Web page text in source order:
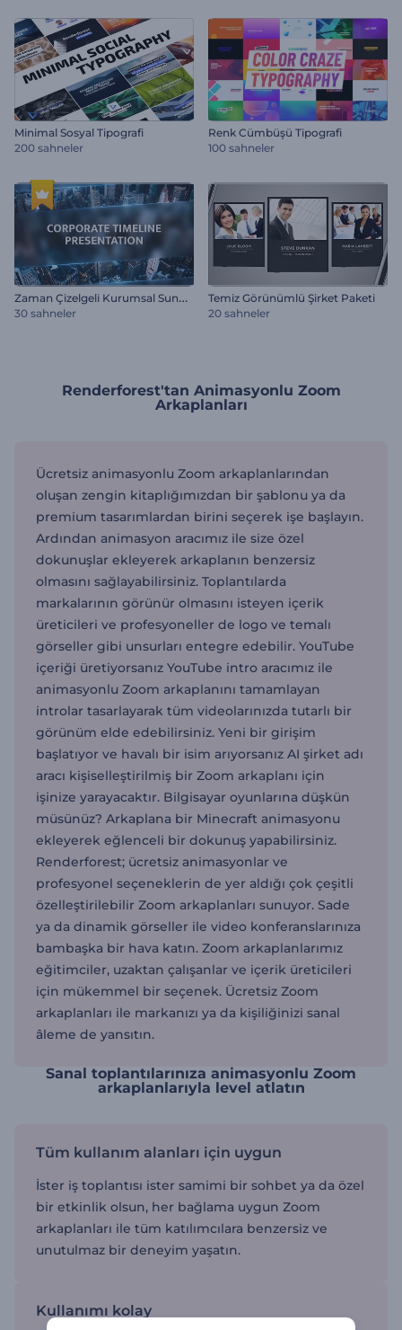
Minimal Sosyal Tipografi
200 sahneler
Renk Cümbüşü Tipografi
100 sahneler
Z
aman Çizelgeli Kurumsal Sunum
30 sahneler
Temiz Görünümlü Şirket Paketi
20 sahneler
Renderforest'tan Animasyonlu Zoom
Arkaplanları
Ücretsiz animasyonlu Zoom arkaplanlarından
oluşan zengin kitaplığımızdan bir şablonu ya da
premium tasarımlardan birini seçerek işe başlayın.
Ardından animasyon aracımız ile size özel
dokunuşlar ekleyerek arkaplanın benzersiz
olmasını sağlayabilirsiniz. Toplantılarda
markalarının görünür olmasını isteyen içerik
üreticileri ve profesyoneller de logo ve temalı
görseller gibi unsurları entegre edebilir. YouTube
içeriği üretiyorsanız YouTube intro aracımız ile
animasyonlu Zoom arkaplanını tamamlayan
introlar tasarlayarak tüm videolarınızda tutarlı bir
görünüm elde edebilirsiniz. Yeni bir girişim
başlatıyor ve havalı bir isim arıyorsanız AI şirket adı
aracı kişiselleştirilmiş bir Zoom arkaplanı için
işinize yarayacaktır. Bilgisayar oyunlarına düşkün
müsünüz? Arkaplana bir Minecraft animasyonu
ekleyerek eğlenceli bir dokunuş yapabilirsiniz.
Renderforest; ücretsiz animasyonlar ve
profesyonel seçeneklerin de yer aldığı çok çeşitli
özelleştirilebilir Zoom arkaplanları sunuyor. Sade
ya da dinamik görseller ile video konferanslarınıza
bambaşka bir hava katın. Zoom arkaplanlarımız
eğitimciler, uzaktan çalışanlar ve içerik üreticileri
için mükemmel bir seçenek. Ücretsiz Zoom
arkaplanları ile markanızı ya da kişiliğinizi sanal
âleme de yansıtın.
Sanal toplantılarınıza animasyonlu Zoom
arkaplanlarıyla level atlatın
Tüm kullanım alanları için uygun
İster iş toplantısı ister samimi bir sohbet ya da özel
bir etkinlik olsun, her bağlama uygun Zoom
arkaplanları ile tüm katılımcılara benzersiz ve
unutulmaz bir deneyim yaşatın.
Kullanımı kolay